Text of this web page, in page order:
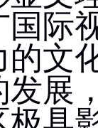
国际
的文
发展